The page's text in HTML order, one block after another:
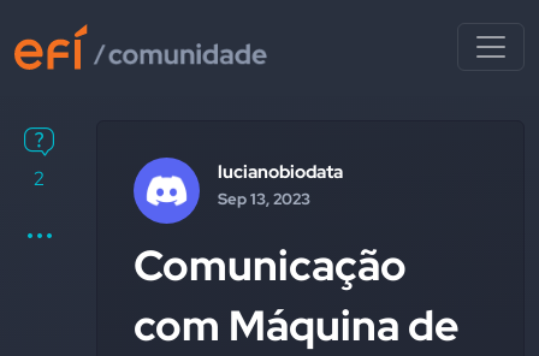
2 lucianobiodata
Sep 13, 2023
Comunicação
com Máquina de